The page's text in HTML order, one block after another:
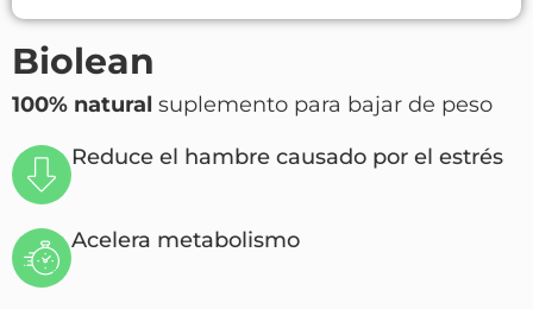
Biolean
100% natural suplemento para bajar de peso
Reduce el hambre causado por el estrés
Acelera metabolismo